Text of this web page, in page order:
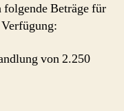
folgende Beträge für
von 2.250